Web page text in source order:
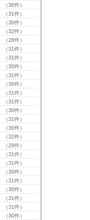
（30件）
（31件）
（30件）
（32件）
（28件）
（31件）
（31件）
（30件）
（31件）
（30件）
（31件）
（31件）
（30件）
（31件）
（30件）
（32件）
（29件）
（31件）
（31件）
（30件）
（31件）
（30件）
（31件）
（31件）
（30件）